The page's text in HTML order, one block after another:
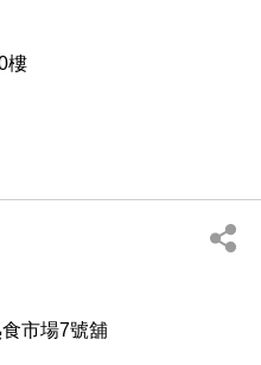
樓
食市場7號舖